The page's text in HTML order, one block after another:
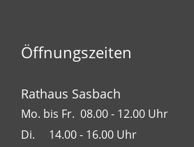
Öffnungszeiten
Rathaus Sasbach
Mo. bis Fr. 08.00 - 12.00 Uhr
Di. 14.00 - 16.00 Uhr